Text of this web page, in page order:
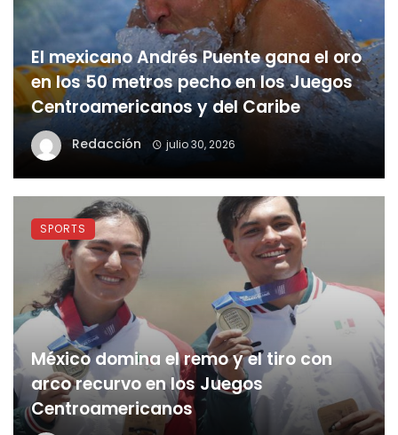
El mexicano Andrés Puente gana el oro
en los 50 metros pecho en los Juegos
Centroamericanos y del Caribe
Redacción julio 30, 2026
México domina el remo y el tiro con
arco recurvo en los Juegos
Centroamericanos
SPORTS